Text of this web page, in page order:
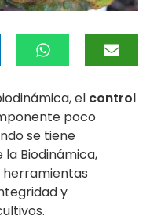
el control
poco
se tiene
Biodinámica,
herramientas
y